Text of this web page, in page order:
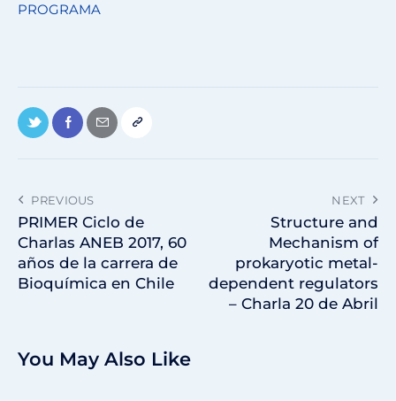
PROGRAMA
PREVIOUS
PRIMER Ciclo de
Charlas ANEB 2017, 60
años de la carrera de
Bioquímica en Chile
NEXT
Structure and
Mechanism of
prokaryotic metal-
dependent regulators
– Charla 20 de Abril
You May Also Like